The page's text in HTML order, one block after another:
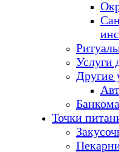
Услуги
Другие
Точки